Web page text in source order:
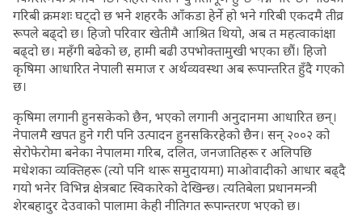
गरिबी क्रमशः घट्दो छ भने शहरकै आँकडा हेर्ने हो भने गरिबी एकदमै तीव्र
रूपले बढ्दो छ। हिजो परिवार खेतीमै आश्रित थियो, अब त महत्वाकांक्षा
बढ्दो छ। महँगी बढेको छ, हामी बढी उपभोक्तामुखी भएका छौं। हिजो
कृषिमा आधारित नेपाली समाज र अर्थव्यवस्था अब रूपान्तरित हुँदै गएको
छ।
कृषिमा लगानी हुनसकेको छैन, भएको लगानी अनुदानमा आधारित छन्।
नेपालमै खपत हुने गरी पनि उत्पादन हुनसकिरहेको छैन। सन् २००२ को
सेरोफेरोमा बनेका नेपालमा गरिब, दलित, जनजातिहरू र अलिपछि
मधेशका व्यक्तिहरू (त्यो पनि थारू समुदायमा) माओवादीको आधार बढ्दै
गयो भनेर विभिन्न क्षेत्रबाट स्विकारेको देखिन्छ। त्यतिबेला प्रधानमन्त्री
शेरबहादुर देउवाको पालामा केही नीतिगत रूपान्तरण भएको छ।